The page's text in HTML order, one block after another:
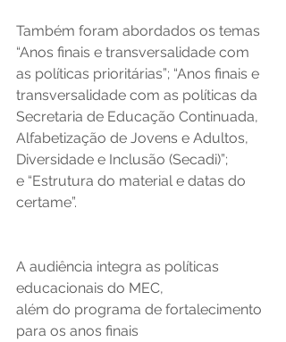
Também foram abordados os temas
“Anos finais e transversalidade com
as políticas prioritárias”; “Anos finais e
transversalidade com as políticas da
Secretaria de Educação Continuada,
Alfabetização de Jovens e Adultos,
Diversidade e Inclusão (Secadi)”;
e “Estrutura do material e datas do
certame”.
A audiência integra as políticas
educacionais do MEC,
além do programa de fortalecimento
para os anos finais